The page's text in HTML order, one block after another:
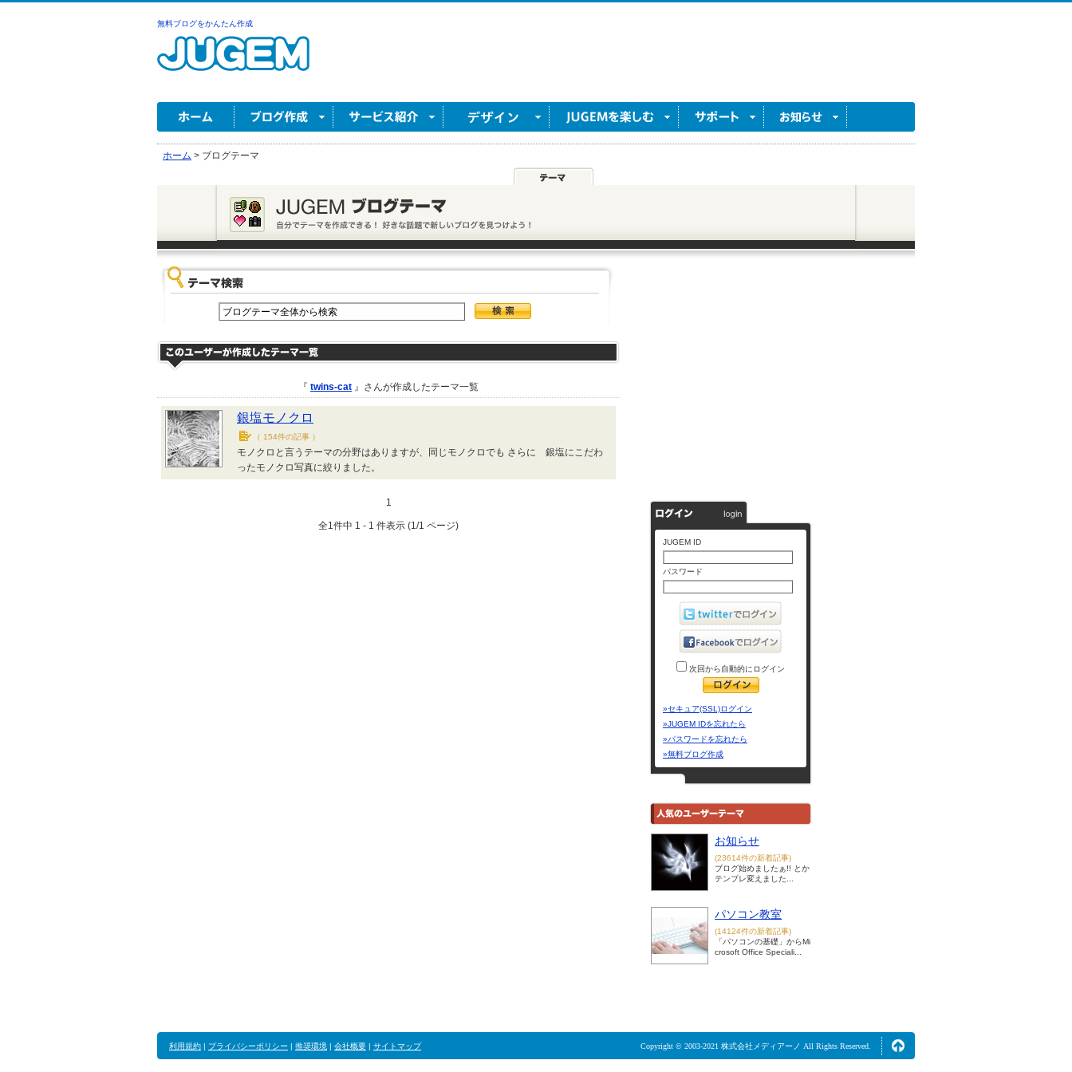
無料ブログをかんたん作成
ホーム > ブログテーマ
『 twins-cat 』さんが作成したテーマ一覧
銀塩モノクロ
（ 154件の記事 ）
モノクロと言うテーマの分野はありますが、同じモノクロでも さらに 銀塩にこだわ
ったモノクロ写真に絞りました。
1
全1件中 1 - 1 件表示 (1/1 ページ)
JUGEM ID
パスワード
次回から自動的にログイン
»セキュア(SSL)ログイン
»JUGEM IDを忘れたら
»パスワードを忘れたら
»無料ブログ作成
お知らせ
(23614件の新着記事)
ブログ始めましたぁ!! とか
テンプレ変えました...
パソコン教室
(14124件の新着記事)
「パソコンの基礎」からMi
crosoft Office Speciali...
利用規約 | プライバシーポリシー | 推奨環境 | 会社概要 | サイトマップ Copyright © 2003-2021 株式会社メディアーノ All Rights Reserved.